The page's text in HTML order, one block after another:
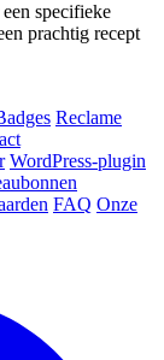
specifieke
prachtig recept
Reclame
WordPress-plugin
FAQ Onze